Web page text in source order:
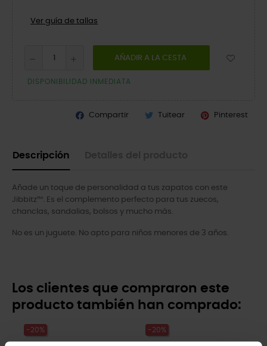
Ver guía de tallas
AÑADIR A LA CESTA
DISPONIBILIDAD INMEDIATA
Compartir Tuitear Pinterest
Descripción
Añade un toque de personalidad a tus zapatos con este
Jibbitz™. Es el complemento perfecto para tus zuecos,
chanclas, sandalias, bolsos y mucho más.
No es un juguete. No apto para niños menores de 3 años.
Los clientes que compraron este
producto también han comprado:
-20% -20%